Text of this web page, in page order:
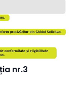
nr.3